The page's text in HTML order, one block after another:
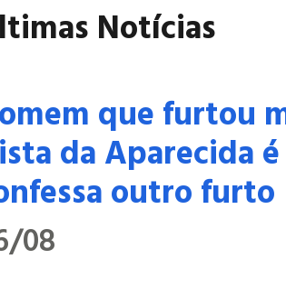
Notícias
que furtou
da Aparecida
outro furto
08